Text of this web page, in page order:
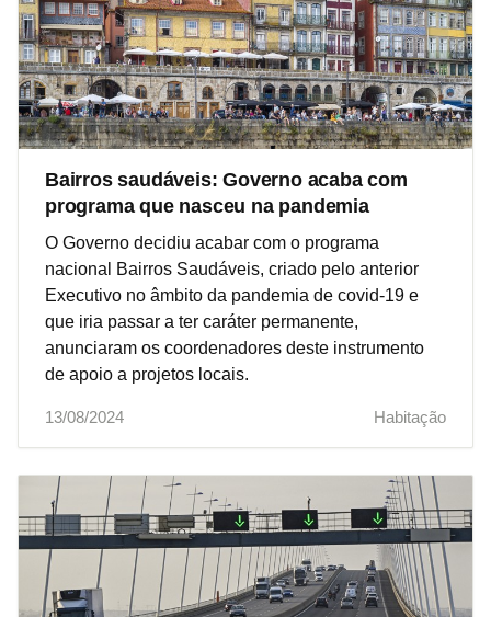
Bairros saudáveis: Governo acaba com
programa que nasceu na pandemia
O Governo decidiu acabar com o programa
nacional Bairros Saudáveis, criado pelo anterior
Executivo no âmbito da pandemia de covid-19 e
que iria passar a ter caráter permanente,
anunciaram os coordenadores deste instrumento
de apoio a projetos locais.
13/08/2024 Habitação